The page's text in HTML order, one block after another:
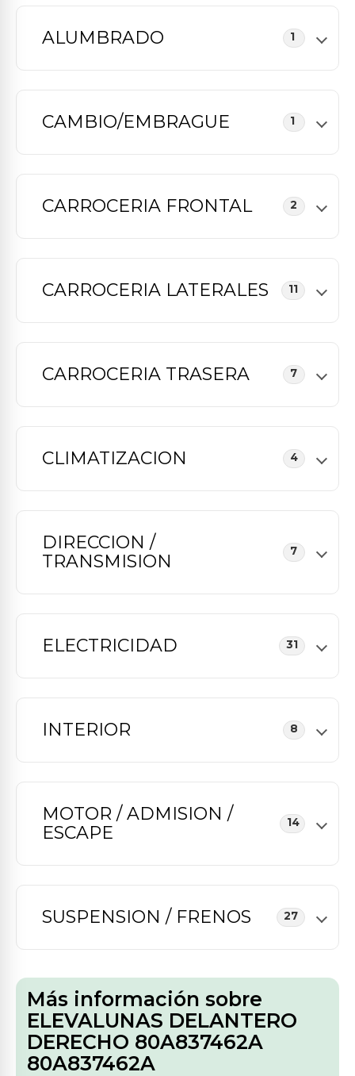
ALUMBRADO 1
CAMBIO/EMBRAGUE 1
CARROCERIA FRONTAL 2
CARROCERIA LATERALES 11
CARROCERIA TRASERA 7
CLIMATIZACION 4
DIRECCION /
TRANSMISION
7
ELECTRICIDAD 31
INTERIOR 8
MOTOR / ADMISION /
ESCAPE
14
SUSPENSION / FRENOS 27
Más información sobre
ELEVALUNAS DELANTERO
DERECHO 80A837462A
80A837462A